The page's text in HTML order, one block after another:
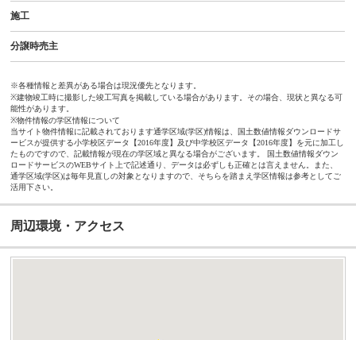
施工
分譲時売主
※各種情報と差異がある場合は現況優先となります。
※建物竣工時に撮影した竣工写真を掲載している場合があります。その場合、現状と異なる可
能性があります。
※物件情報の学区情報について
当サイト物件情報に記載されております通学区域(学区)情報は、国土数値情報ダウンロードサ
ービスが提供する小学校区データ【2016年度】及び中学校区データ【2016年度】を元に加工し
たものですので、記載情報が現在の学区域と異なる場合がございます。 国土数値情報ダウン
ロードサービスのWEBサイト上で記述通り、データは必ずしも正確とは言えません。また、
通学区域(学区)は毎年見直しの対象となりますので、そちらを踏まえ学区情報は参考としてご
活用下さい。
周辺環境・アクセス